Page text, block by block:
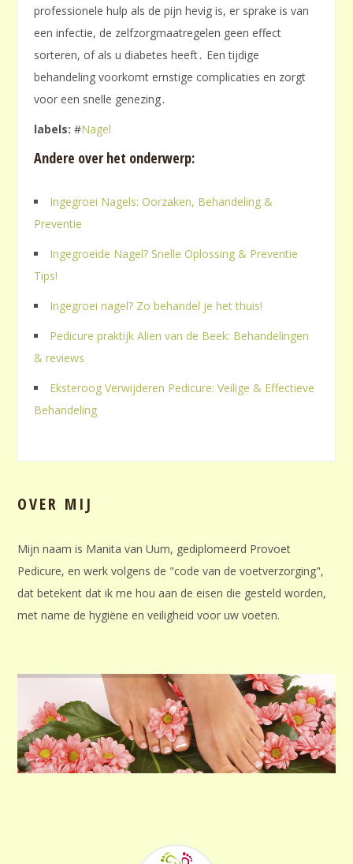
professionele hulp als de pijn hevig is, er sprake is van
een infectie, de zelfzorgmaatregelen geen effect
sorteren, of als u diabetes heeft․ Een tijdige
behandeling voorkomt ernstige complicaties en zorgt
voor een snelle genezing․
labels: #Nagel
Andere over het onderwerp:
Ingegroei Nagels: Oorzaken, Behandeling &
Preventie
Ingegroeide Nagel? Snelle Oplossing & Preventie
Tips!
Ingegroei nagel? Zo behandel je het thuis!
Pedicure praktijk Alien van de Beek: Behandelingen
& reviews
Eksteroog Verwijderen Pedicure: Veilige & Effectieve
Behandeling
OVER MIJ
Mijn naam is Manita van Uum, gediplomeerd Provoet
Pedicure, en werk volgens de "code van de voetverzorging",
dat betekent dat ik me hou aan de eisen die gesteld worden,
met name de hygiëne en veiligheid voor uw voeten.